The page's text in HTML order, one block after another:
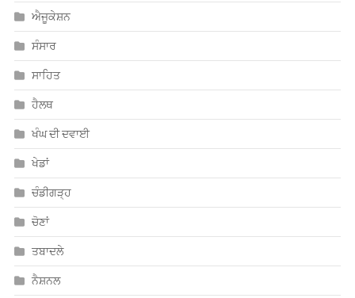
ਐਜੂਕੇਸ਼ਨ
ਸੰਸਾਰ
ਸਾਹਿਤ
ਹੈਲਥ
ਖੰਘ ਦੀ ਦਵਾਈ
ਖੇਡਾਂ
ਚੰਡੀਗੜ੍ਹ
ਚੋਣਾਂ
ਤਬਾਦਲੇ
ਨੈਸ਼ਨਲ